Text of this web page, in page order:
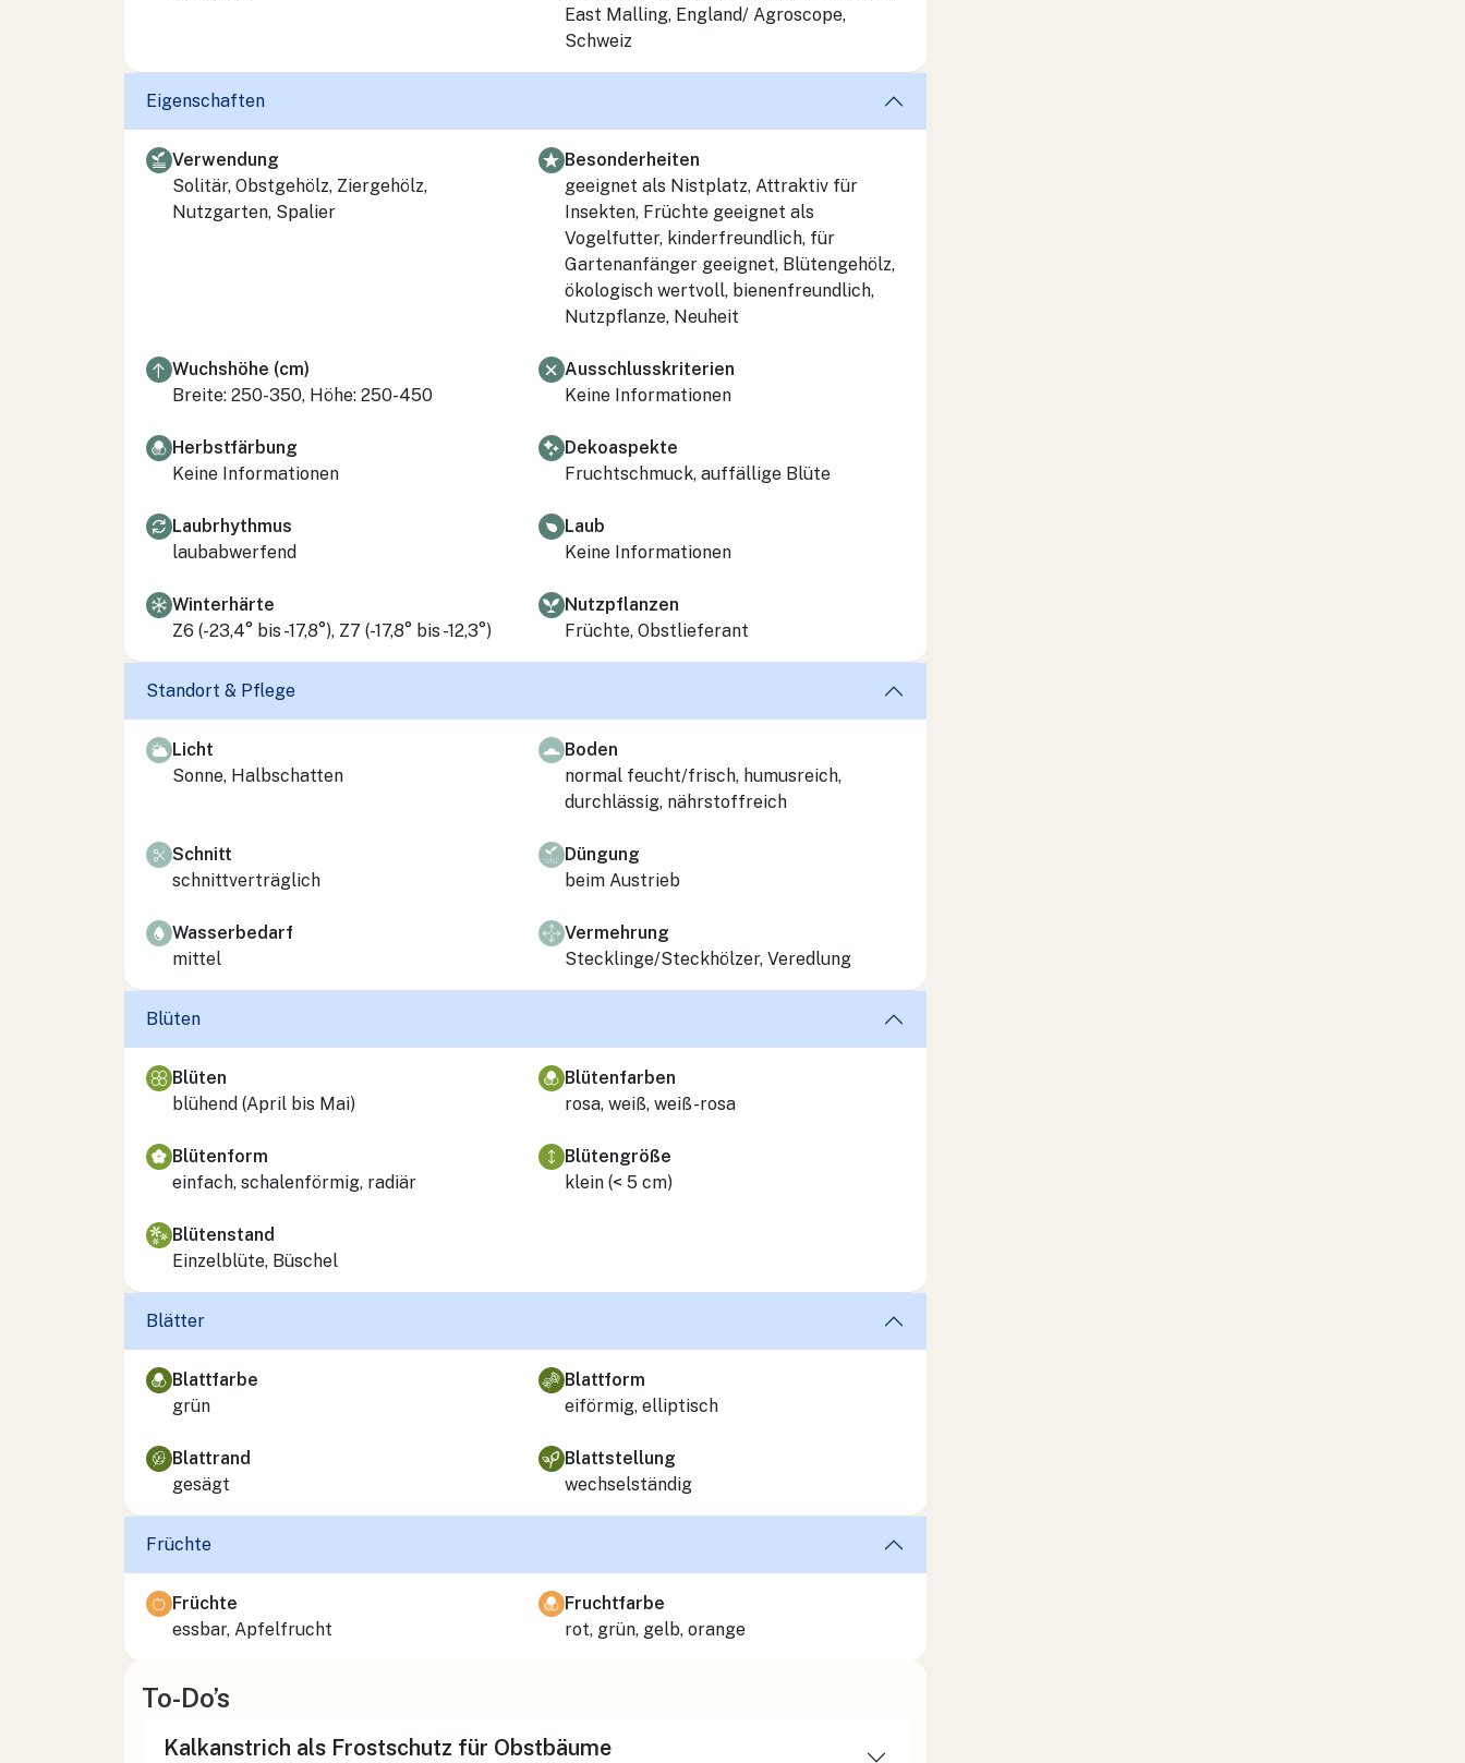
East Malling, England/ Agroscope,
Schweiz
Eigenschaften
Verwendung
Solitär, Obstgehölz, Ziergehölz,
Nutzgarten, Spalier
Besonderheiten
geeignet als Nistplatz, Attraktiv für
Insekten, Früchte geeignet als
Vogelfutter, kinderfreundlich, für
Gartenanfänger geeignet, Blütengehölz,
ökologisch wertvoll, bienenfreundlich,
Nutzpflanze, Neuheit
Wuchshöhe (cm)
Breite: 250-350, Höhe: 250-450
Ausschlusskriterien
Keine Informationen
Herbstfärbung
Keine Informationen
Dekoaspekte
Fruchtschmuck, auffällige Blüte
Laubrhythmus
laubabwerfend
Laub
Keine Informationen
Winterhärte
Z6 (-23,4° bis -17,8°), Z7 (-17,8° bis -12,3°)
Nutzpflanzen
Früchte, Obstlieferant
Standort & Pflege
Licht
Sonne, Halbschatten
Boden
normal feucht/frisch, humusreich,
durchlässig, nährstoffreich
Schnitt
schnittverträglich
Düngung
beim Austrieb
Wasserbedarf
mittel
Vermehrung
Stecklinge/Steckhölzer, Veredlung
Blüten
Blüten
blühend (April bis Mai)
Blütenfarben
rosa, weiß, weiß-rosa
Blütenform
einfach, schalenförmig, radiär
Blütengröße
klein (< 5 cm)
Blütenstand
Einzelblüte, Büschel
Blätter
Blattfarbe
grün
Blattform
eiförmig, elliptisch
Blattrand
gesägt
Blattstellung
wechselständig
Früchte
Früchte
essbar, Apfelfrucht
Fruchtfarbe
rot, grün, gelb, orange
To-Do’s
Kalkanstrich als Frostschutz für Obstbäume